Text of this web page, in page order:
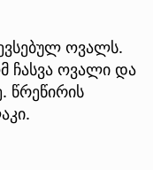
ოვალს.
ჩასვა ოვალი და
წრეწირის